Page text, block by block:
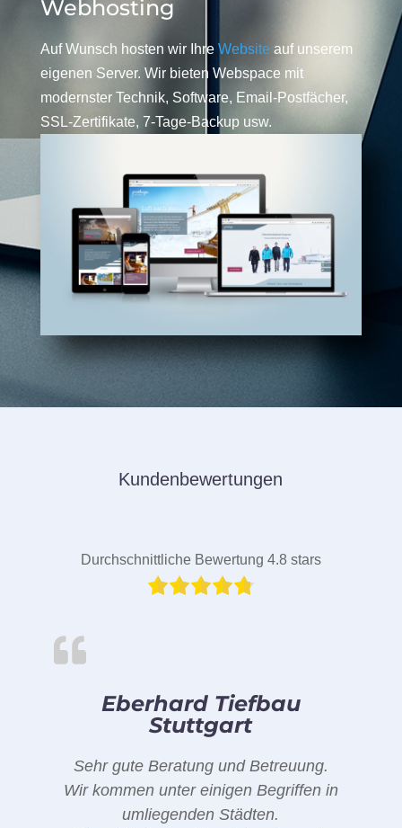
Webhosting
Auf Wunsch hosten wir Ihre Website auf unserem
eigenen Server. Wir bieten Webspace mit
modernster Technik, Software, Email-Postfächer,
SSL-Zertifikate, 7-Tage-Backup usw.
Kundenbewertungen
Durchschnittliche Bewertung 4.8 stars
Eberhard Tiefbau
Stuttgart
Sehr gute Beratung und Betreuung.
Wir kommen unter einigen Begriffen in
umliegenden Städten.